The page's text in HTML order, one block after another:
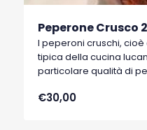
Peperone Crusco
I peperoni cruschi,
tipica della cucina
particolare qualità di
Basilicata, che hanno
€30,00